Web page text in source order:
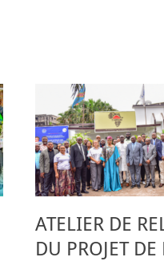
ATELIER DE
DU PROJET